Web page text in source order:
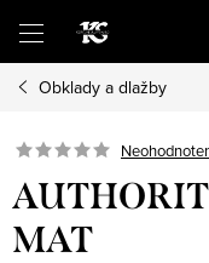
obsah
Obklady a dlažby
MAT